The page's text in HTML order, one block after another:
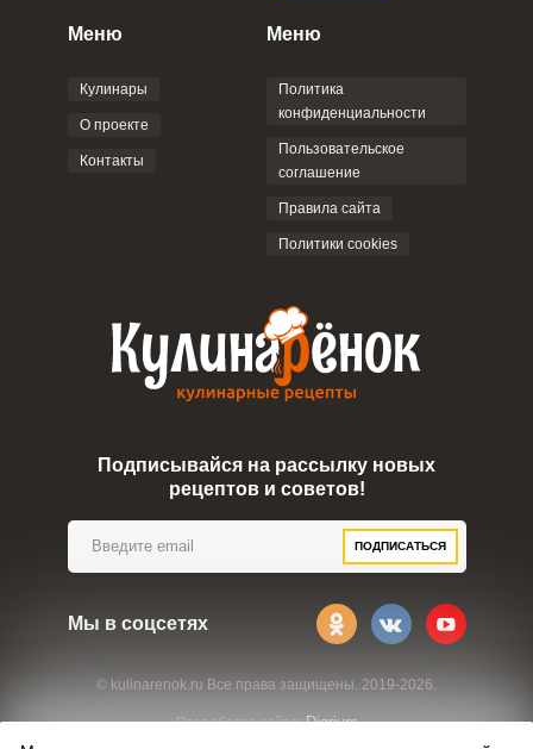
Пользовательским
соглашением
© kulinarenok.ru Все права защищены. 2019-2026.
Разработка сайта:Digrium
Меню
Кулинары
О проекте
Контакты
Меню
Политика
конфиденциальности
Пользовательское
соглашение
Правила сайта
Политики cookies
Подписывайся на рассылку новых
рецептов и советов!
ПОДПИСАТЬСЯ
Мы в соцсетях